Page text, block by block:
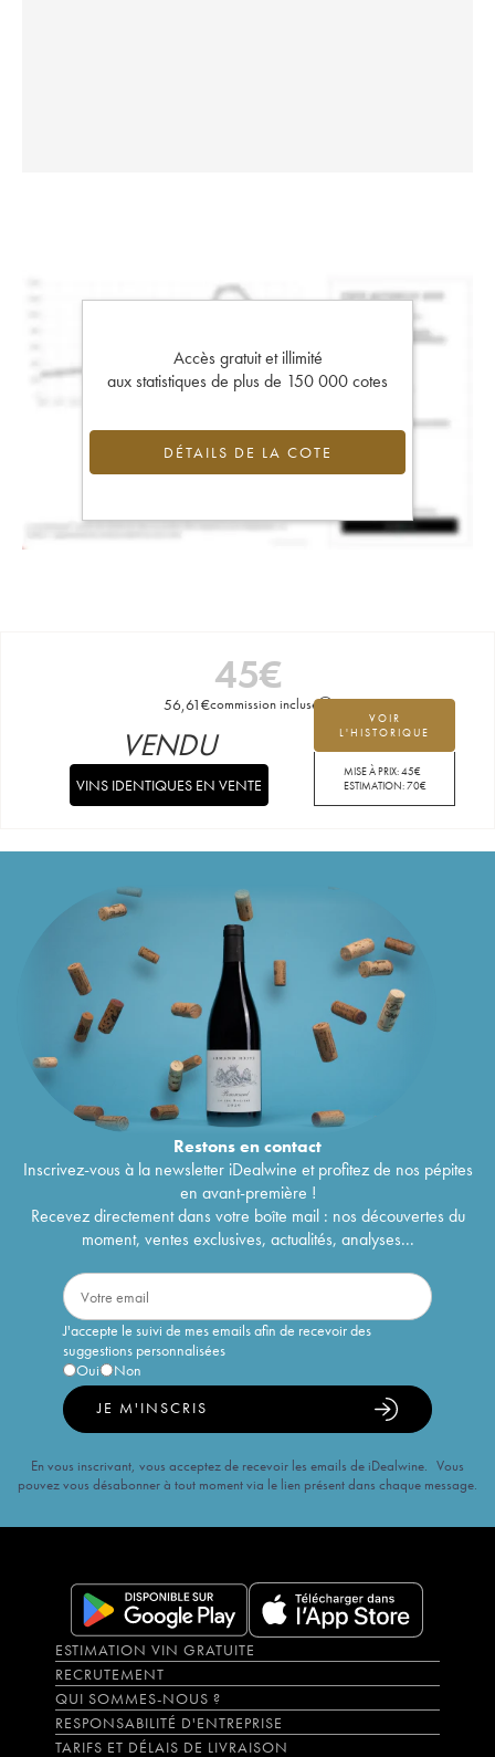
Accès gratuit et illimité
aux statistiques de plus de 150 000 cotes
DÉTAILS DE LA COTE
45€
56,61€commission incluse
VOIR
L'HISTORIQUE
MISE À PRIX:45€
ESTIMATION:70€
VENDU
VINS IDENTIQUES EN VENTE
Restons encontact
Inscrivez-vous à la newsletter iDealwine et profitez de nos pépites
en avant-première !
Recevez directement dans votre boîte mail : nos découvertes du
moment, ventes exclusives, actualités, analyses...
J'accepte le suivi de mes emails afin de recevoir des
suggestions personnalisées
Oui
Non
JE M'INSCRIS
En vous inscrivant, vous acceptez de recevoir les emails de iDealwine. Vous
pouvez vous désabonner à tout moment via le lien présent dans chaque message.
ESTIMATION VIN GRATUITE
RECRUTEMENT
QUI SOMMES-NOUS ?
RESPONSABILITÉ D'ENTREPRISE
TARIFS ET DÉLAIS DE LIVRAISON